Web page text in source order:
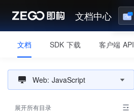
文档中心
文档 SDK 下载 客户端 API
Web: JavaScript
展开所有目录